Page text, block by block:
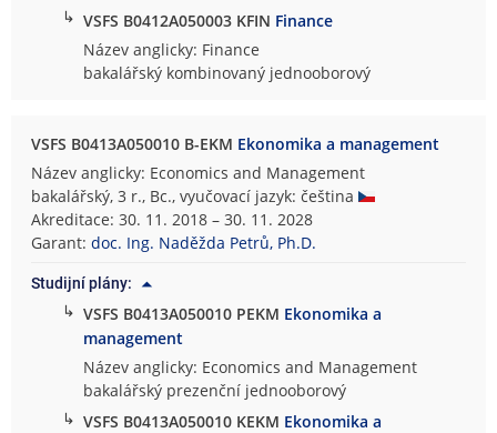
↳ VSFS B0412A050003 KFIN Finance
Název anglicky: Finance
bakalářský kombinovaný jednooborový
VSFS B0413A050010 B-EKM Ekonomika a management
Název anglicky: Economics and Management
bakalářský, 3 r., Bc., vyučovací jazyk: čeština
Akreditace: 30. 11. 2018 – 30. 11. 2028
Garant:doc. Ing. Naděžda Petrů, Ph.D.
Studijní plány:
↳ VSFS B0413A050010 PEKM Ekonomika a
management
Název anglicky: Economics and Management
bakalářský prezenční jednooborový
↳ VSFS B0413A050010 KEKM Ekonomika a